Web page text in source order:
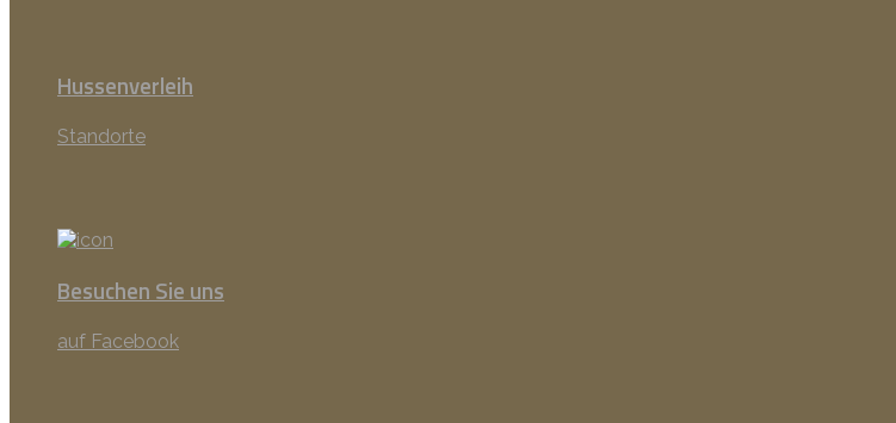
Hussenverleih
Standorte
Besuchen Sie uns
auf Facebook